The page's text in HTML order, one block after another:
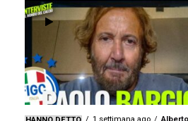
1 settimana ago